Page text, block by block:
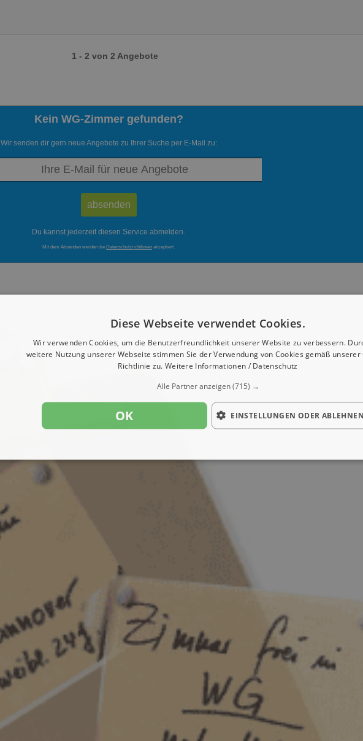
1 - 2 von 2 Angebote
Kein WG-Zimmer gefunden?
Wir senden dir gern neue Angebote zu Ihrer Suche per E-Mail zu:
Du kannst jederzeit diesen Service abmelden.
Mit dem Absenden werden die Datenschutzrichtlinien akzeptiert.
Diese Webseite verwendet Cookies.
Wir verwenden Cookies, um die Benutzerfreundlichkeit unserer Website zu verbessern.
weitere Nutzung unserer Webseite stimmen Sie der Verwendung von Cookies gemäß unserer
Richtlinie zu. Weitere Informationen / Datenschutz
Alle Partner anzeigen(715) →
OK EINSTELLUNGEN ODER ABLEHNEN